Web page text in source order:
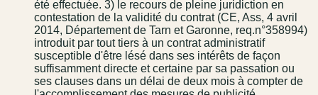
été effectuée. 3) le recours de pleine juridiction en
contestation de la validité du contrat (CE, Ass, 4 avril
2014, Département de Tarn et Garonne, req.n°358994)
introduit par tout tiers à un contrat administratif
susceptible d'être lésé dans ses intérêts de façon
suffisamment directe et certaine par sa passation ou
ses clauses dans un délai de deux mois à compter de